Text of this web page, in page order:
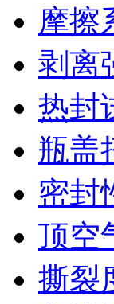
摩擦
剥离
热封
瓶盖
密封
顶空
撕裂